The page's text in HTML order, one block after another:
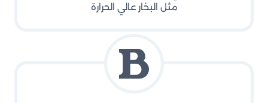
مثل البخار عالي الحرارة